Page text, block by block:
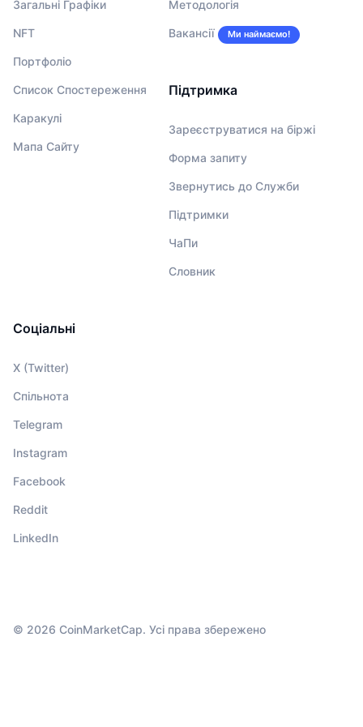
Загальні Графіки
NFT
Портфоліо
Список Спостереження
Каракулі
Мапа Сайту
Методологія
Вакансії Ми наймаємо!
Підтримка
Зареєструватися на біржі
Форма запиту
Звернутись до Служби
Підтримки
ЧаПи
Словник
Соціальні
X (Twitter)
Спільнота
Telegram
Instagram
Facebook
Reddit
LinkedIn
© 2026 CoinMarketCap. Усі права збережено